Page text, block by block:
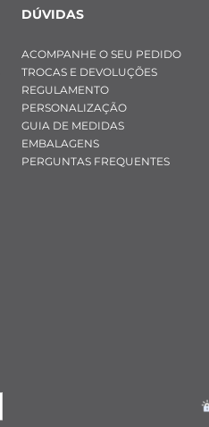
DÚVIDAS
ACOMPANHE O SEU PEDIDO
TROCAS E DEVOLUÇÕES
REGULAMENTO
PERSONALIZAÇÃO
GUIA DE MEDIDAS
EMBALAGENS
PERGUNTAS FREQUENTES